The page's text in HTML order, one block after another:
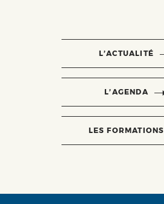
L’ACTUALITÉ
L’AGENDA
LES FORMATIONS